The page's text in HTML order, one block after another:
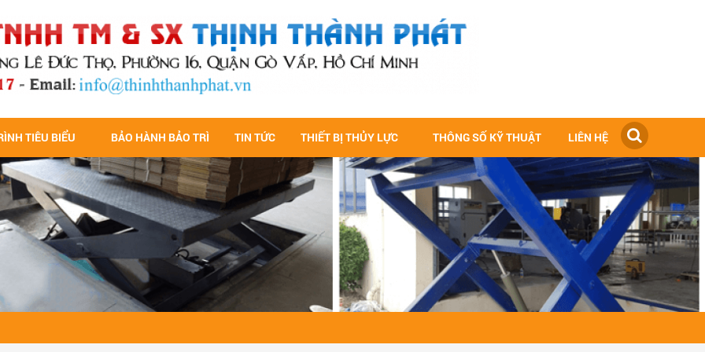
TIÊU BIỂU BẢO HÀNH BẢO TRÌ TIN TỨC THIẾT BỊ THỦY LỰC THÔNG SỐ KỸ THUẬT LIÊN HỆ